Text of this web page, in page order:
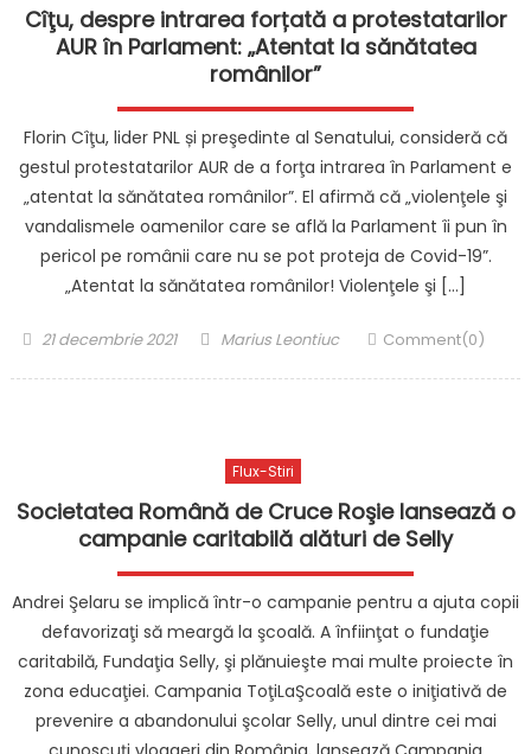
Cîţu, despre intrarea forțată a protestatarilor
AUR în Parlament: „Atentat la sănătatea
românilor”
Florin Cîţu, lider PNL și preşedinte al Senatului, consideră că
gestul protestatarilor AUR de a forţa intrarea în Parlament e
„atentat la sănătatea românilor”. El afirmă că „violenţele şi
vandalismele oamenilor care se află la Parlament îi pun în
pericol pe românii care nu se pot proteja de Covid-19”.
„Atentat la sănătatea românilor! Violenţele şi […]
Posted
21 decembrie 2021 Author
Marius Leontiuc Comment(0)
Flux-Stiri
Societatea Română de Cruce Roşie lansează o
campanie caritabilă alături de Selly
Andrei Şelaru se implică într-o campanie pentru a ajuta copii
defavorizaţi să meargă la şcoală. A înfiinţat o fundaţie
caritabilă, Fundaţia Selly, şi plănuieşte mai multe proiecte în
zona educaţiei. Campania ToţiLaŞcoală este o iniţiativă de
prevenire a abandonului şcolar Selly, unul dintre cei mai